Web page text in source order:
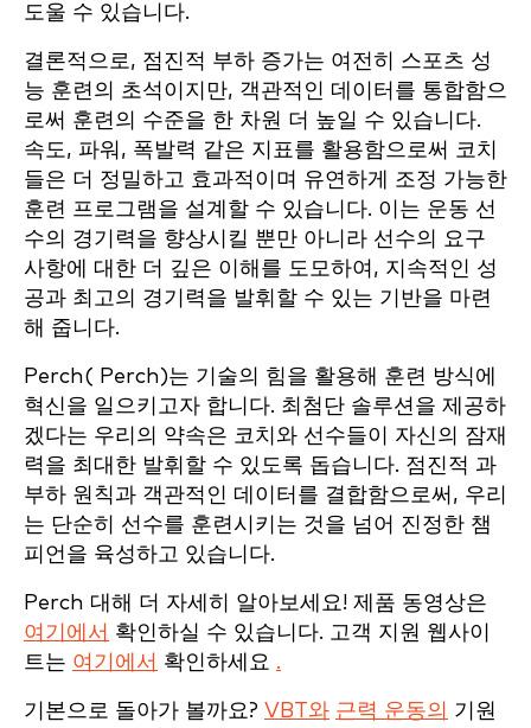
도울 수 있습니다.
결론적으로, 점진적 부하 증가는 여전히 스포츠 성
능 훈련의 초석이지만, 객관적인 데이터를 통합함으
로써 훈련의 수준을 한 차원 더 높일 수 있습니다.
속도, 파워, 폭발력 같은 지표를 활용함으로써 코치
들은 더 정밀하고 효과적이며 유연하게 조정 가능한
훈련 프로그램을 설계할 수 있습니다. 이는 운동 선
수의 경기력을 향상시킬 뿐만 아니라 선수의 요구
사항에 대한 더 깊은 이해를 도모하여, 지속적인 성
공과 최고의 경기력을 발휘할 수 있는 기반을 마련
해 줍니다.
Perch( Perch)는 기술의 힘을 활용해 훈련 방식에
혁신을 일으키고자 합니다. 최첨단 솔루션을 제공하
겠다는 우리의 약속은 코치와 선수들이 자신의 잠재
력을 최대한 발휘할 수 있도록 돕습니다. 점진적 과
부하 원칙과 객관적인 데이터를 결합함으로써, 우리
는 단순히 선수를 훈련시키는 것을 넘어 진정한 챔
피언을 육성하고 있습니다.
Perch 대해 더 자세히 알아보세요! 제품 동영상은
여기에서 확인하실 수 있습니다. 고객 지원 웹사이
트는 여기에서 확인하세요 .
기본으로 돌아가 볼까요? VBT와 근력 운동의 기원